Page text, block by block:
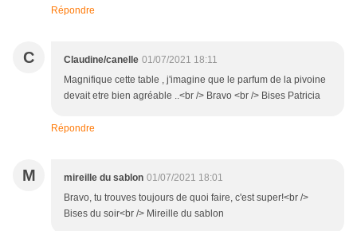
Répondre
C Claudine/canelle 01/07/2021 18:11
Magnifique cette table , j'imagine que le parfum de la pivoine
devait etre bien agréable ..<br /> Bravo <br /> Bises Patricia
Répondre
M mireille du sablon 01/07/2021 18:01
Bravo, tu trouves toujours de quoi faire, c'est super!<br />
Bises du soir<br /> Mireille du sablon